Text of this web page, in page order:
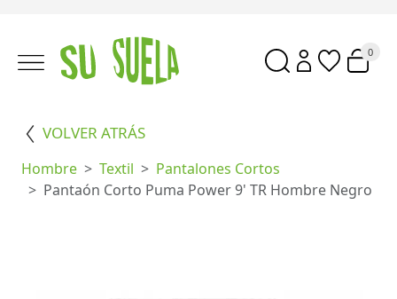
0
VOLVER ATRÁS
Hombre Textil
Pantalones Cortos
Pantaón Corto Puma Power 9' TR Hombre Negro